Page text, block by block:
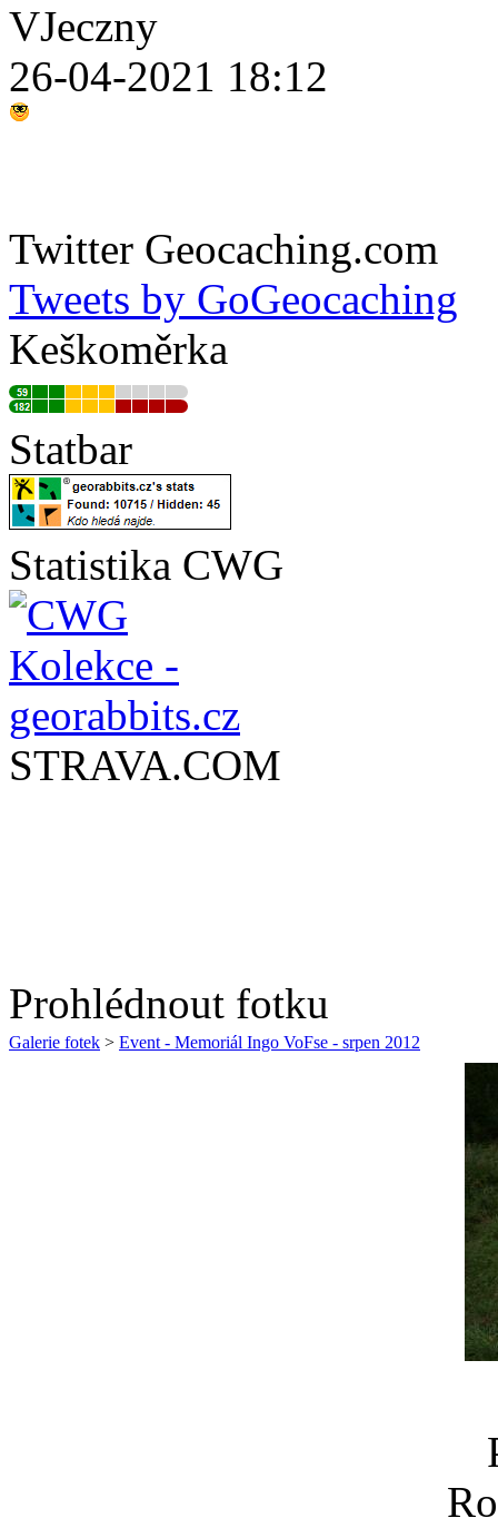
VJeczny
26-04-2021 18:12
Twitter Geocaching.com
Tweets by GoGeocaching
Keškoměrka
Statbar
Statistika CWG
STRAVA.COM
Prohlédnout fotku
Galerie fotek > Event - Memoriál Ingo VoFse - srpen 2012